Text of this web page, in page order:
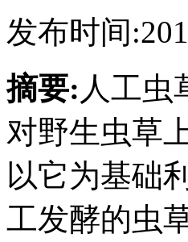
发布时间
摘要: 人工虫
对野生虫草
以它为基础
工发酵的虫